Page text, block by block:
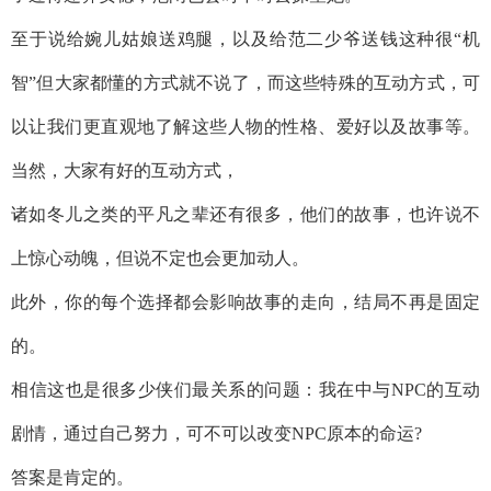
至于说给婉儿姑娘送鸡腿，以及给范二少爷送钱这种很“机
智”但大家都懂的方式就不说了，而这些特殊的互动方式，可
以让我们更直观地了解这些人物的性格、爱好以及故事等。
当然，大家有好的互动方式，
诸如冬儿之类的平凡之辈还有很多，他们的故事，也许说不
上惊心动魄，但说不定也会更加动人。
此外，你的每个选择都会影响故事的走向，结局不再是固定
的。
相信这也是很多少侠们最关系的问题：我在中与NPC的互动
剧情，通过自己努力，可不可以改变NPC原本的命运?
答案是肯定的。